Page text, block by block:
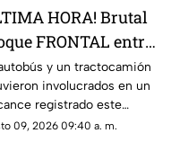
HORA! Brutal
FRONTAL entre
de pasajeros y
deja
heridos en
y un tractocamión
involucrados en un
registrado este
esto se sabe.
09, 2026 09:40 a. m.